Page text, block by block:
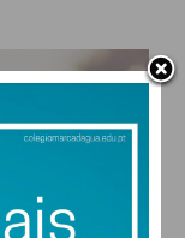
clear sky
MAX 29 • MIN 29